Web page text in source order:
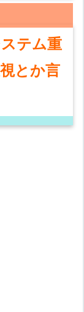
テム重
とか言